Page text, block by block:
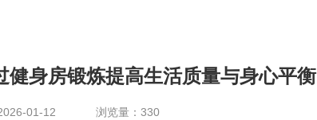
身房锻炼提高生活质量与身心平衡
01-12 浏览量： 330